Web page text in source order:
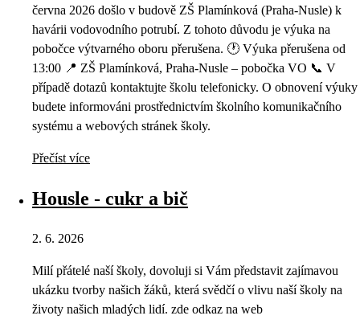
června 2026 došlo v budově ZŠ Plamínková (Praha-Nusle) k
havárii vodovodního potrubí. Z tohoto důvodu je výuka na
pobočce výtvarného oboru přerušena. 🕐 Výuka přerušena od
13:00 📍 ZŠ Plamínková, Praha-Nusle – pobočka VO 📞 V
případě dotazů kontaktujte školu telefonicky. O obnovení výuky
budete informováni prostřednictvím školního komunikačního
systému a webových stránek školy.
Přečíst více
Housle - cukr a bič
2. 6. 2026
Milí přátelé naší školy, dovoluji si Vám představit zajímavou
ukázku tvorby našich žáků, která svědčí o vlivu naší školy na
životy našich mladých lidí. zde odkaz na web